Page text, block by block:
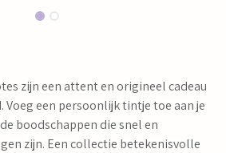
zijn een attent en origineel cadeau
een persoonlijk tintje toe aan je
boodschappen die snel en
zijn. Een collectie betekenisvolle